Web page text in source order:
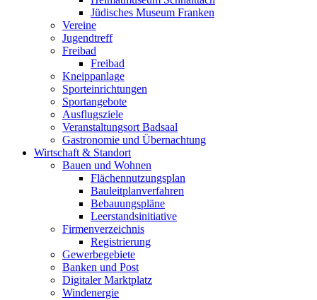
Jüdisches Museum Franken
Vereine
Jugendtreff
Freibad
Freibad
Kneippanlage
Sporteinrichtungen
Sportangebote
Ausflugsziele
Veranstaltungsort Badsaal
Gastronomie und Übernachtung
Wirtschaft & Standort
Bauen und Wohnen
Flächennutzungsplan
Bauleitplanverfahren
Bebauungspläne
Leerstandsinitiative
Firmenverzeichnis
Registrierung
Gewerbegebiete
Banken und Post
Digitaler Marktplatz
Windenergie